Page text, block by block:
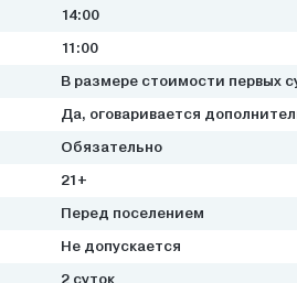
14:00
11:00
В размере стоимости первых
Да, оговаривается
Обязательно
21+
Перед поселением
Не допускается
2 суток